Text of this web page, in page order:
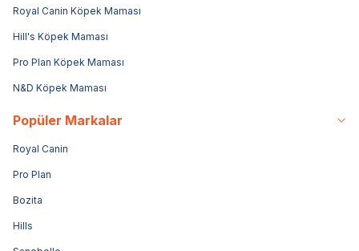
Royal Canin Köpek Maması
Hill's Köpek Maması
Pro Plan Köpek Maması
N&D Köpek Maması
Popüler Markalar
Royal Canin
Pro Plan
Bozita
Hills